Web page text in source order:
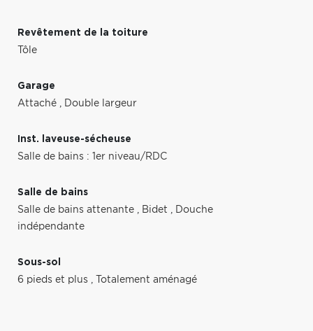
Revêtement de la toiture
Tôle
Garage
Attaché , Double largeur
Inst. laveuse-sécheuse
Salle de bains : 1er niveau/RDC
Salle de bains
Salle de bains attenante , Bidet , Douche
indépendante
Sous-sol
6 pieds et plus , Totalement aménagé